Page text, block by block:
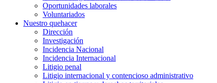
Oportunidades laborales
Voluntariados
Nuestro quehacer
Dirección
Investigación
Incidencia Nacional
Incidencia Internacional
Litigio penal
Litigio internacional y contencioso administrativo